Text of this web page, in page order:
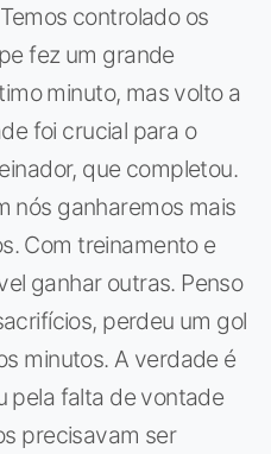
controlado os
fez um grande
minuto, mas volto a
foi crucial para o
que completou.
nós ganharemos mais
Com treinamento e
ganhar outras. Penso
perdeu um gol
minutos. A verdade é
pela falta de vontade
precisavam ser